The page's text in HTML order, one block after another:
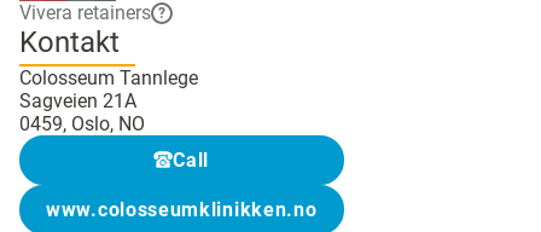
Vivera retainers ?
Kontakt
Colosseum Tannlege
Sagveien 21A
0459, Oslo, NO
Call
www.colosseumklinikken.no